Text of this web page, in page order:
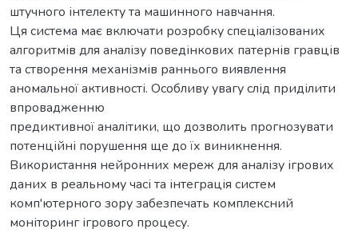
штучного інтелекту та машинного навчання.
Ця система має включати розробку спеціалізованих
алгоритмів для аналізу поведінкових патернів гравців
та створення механізмів раннього виявлення
аномальної активності. Особливу увагу слід приділити
впровадженню
предиктивної аналітики, що дозволить прогнозувати
потенційні порушення ще до їх виникнення.
Використання нейронних мереж для аналізу ігрових
даних в реальному часі та інтеграція систем
комп'ютерного зору забезпечать комплексний
моніторинг ігрового процесу.